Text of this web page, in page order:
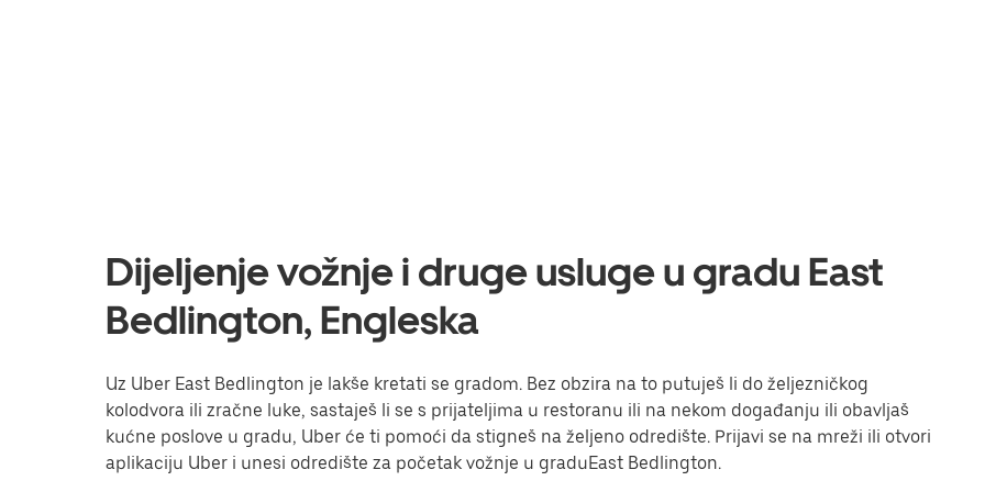
Dijeljenje vožnje i druge usluge u gradu East
Bedlington, Engleska
Uz Uber East Bedlington je lakše kretati se gradom. Bez obzira na to putuješ li do željezničkog
kolodvora ili zračne luke, sastaješ li se s prijateljima u restoranu ili na nekom događanju ili obavljaš
kućne poslove u gradu, Uber će ti pomoći da stigneš na željeno odredište. Prijavi se na mreži ili otvori
aplikaciju Uber i unesi odredište za početak vožnje u graduEast Bedlington.